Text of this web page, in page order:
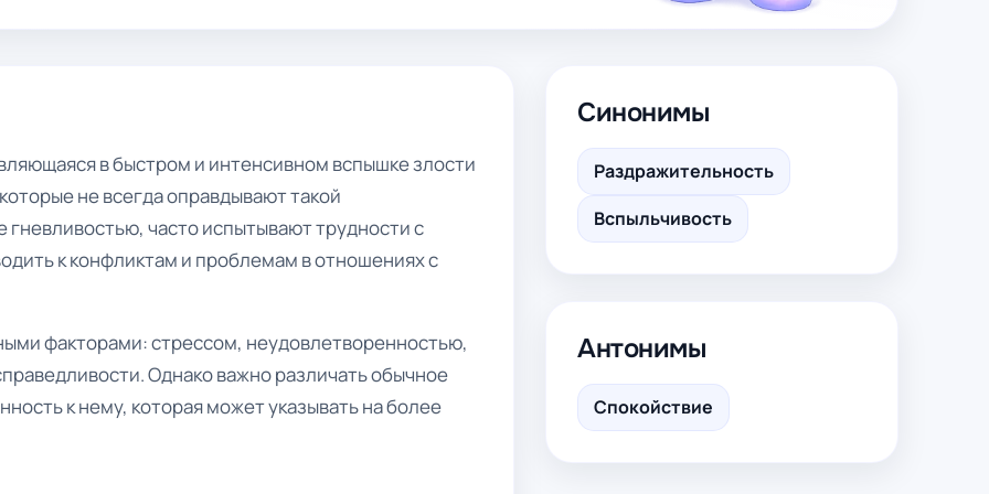
в быстром и интенсивном вспышке злости
не всегда оправдывают такой
часто испытывают трудности с
к конфликтам и проблемам в отношениях с
факторами: стрессом, неудовлетворенностью,
Однако важно различать обычное
к нему, которая может указывать на более
Синонимы
Раздражительность
Вспыльчивость
Антонимы
Спокойствие